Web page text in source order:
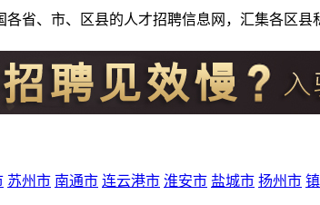
各省、市、区县的人才招聘信息网，汇集各区
苏州市 南通市 连云港市 淮安市 盐城市 扬州市